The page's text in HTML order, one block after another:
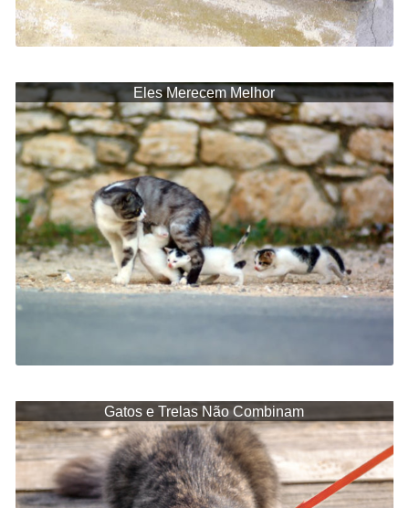
Eles Merecem Melhor
Gatos e Trelas Não Combinam